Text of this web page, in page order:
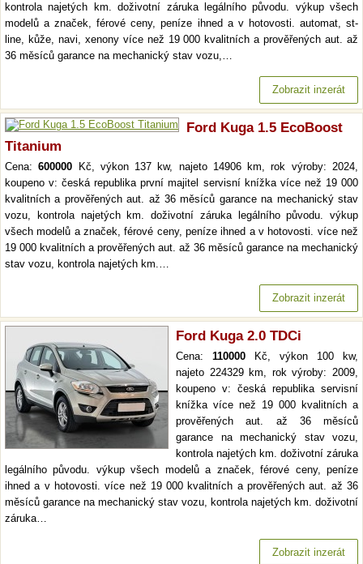
kontrola najetých km. doživotní záruka legálního původu. výkup všech
modelů a značek, férové ceny, peníze ihned a v hotovosti. automat, st-
line, kůže, navi, xenony více než 19 000 kvalitních a prověřených aut. až
36 měsíců garance na mechanický stav vozu,…
Zobrazit inzerát
Ford Kuga 1.5 EcoBoost
Titanium
Cena:600000 Kč, výkon 137 kw, najeto 14906 km, rok výroby: 2024,
koupeno v: česká republika první majitel servisní knížka více než 19 000
kvalitních a prověřených aut. až 36 měsíců garance na mechanický stav
vozu, kontrola najetých km. doživotní záruka legálního původu. výkup
všech modelů a značek, férové ceny, peníze ihned a v hotovosti. více než
19 000 kvalitních a prověřených aut. až 36 měsíců garance na mechanický
stav vozu, kontrola najetých km.…
Zobrazit inzerát
Ford Kuga 2.0 TDCi
Cena: 110000 Kč, výkon 100 kw,
najeto 224329 km, rok výroby: 2009,
koupeno v: česká republika servisní
knížka více než 19 000 kvalitních a
prověřených aut. až 36 měsíců
garance na mechanický stav vozu,
kontrola najetých km. doživotní záruka
legálního původu. výkup všech modelů a značek, férové ceny, peníze
ihned a v hotovosti. více než 19 000 kvalitních a prověřených aut. až 36
měsíců garance na mechanický stav vozu, kontrola najetých km. doživotní
záruka…
Zobrazit inzerát